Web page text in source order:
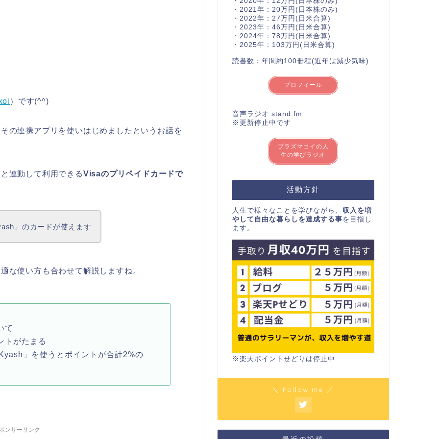
）です(^^)
の連携アプリを使いはじめましたというお話を
連動して利用できるVisaのプリペイドカードで
」のカードが使えます
な使い方も合わせて解説しますね。
て
トがたまる
」を使うとポイントが合計2%の
ンサーリンク
・2021年：20万円(日本株のみ)
・2022年：27万円(日米合算)
・2023年：46万円(日米合算)
・2024年：78万円(日米合算)
・2025年：103万円(日米合算)
読書数：年間約100冊程(近年は減少気味)
プロフィール
音声ラジオ stand.fm
※更新停止中です
プラズマコイの人
生の学びラジオ
活動方針
人生で様々なことを学びながら、 収入を増
やして自由な暮らしを達成する事を目指し
ます。
※楽天ポイントせどりは停止中
＼ Follow me ／